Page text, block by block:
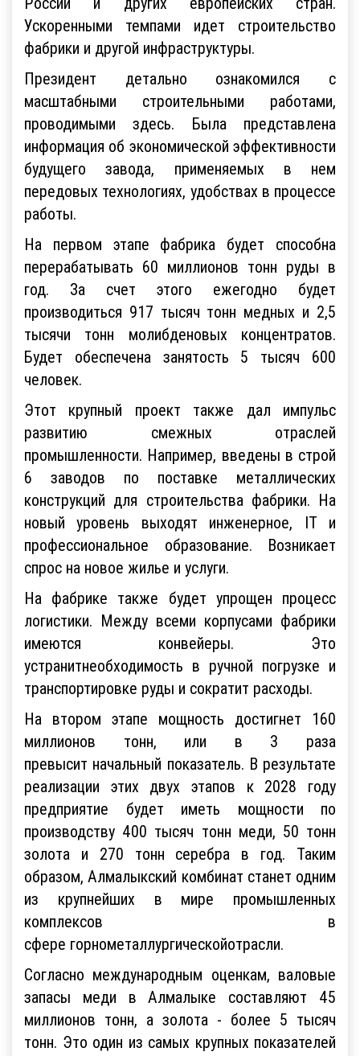
Ускоренными темпами идет строительство
фабрики и другой инфраструктуры.
Президент детально ознакомился с
масштабными строительными работами,
проводимыми здесь. Была представлена
информация об экономической эффективности
будущего завода, применяемых в нем
передовых технологиях, удобствах в процессе
работы.
На первом этапе фабрика будет способна
перерабатывать 60 миллионов тонн руды в
год. За счет этого ежегодно будет
производиться 917 тысяч тонн медных и 2,5
тысячи тонн молибденовых концентратов.
Будет обеспечена занятость 5 тысяч 600
человек.
Этот крупный проект также дал импульс
развитию смежных отраслей
промышленности. Например, введены в строй
6 заводов по поставке металлических
конструкций для строительства фабрики. На
новый уровень выходят инженерное, IT и
профессиональное образование. Возникает
спрос на новое жилье и услуги.
На фабрике также будет упрощен процесс
логистики. Между всеми корпусами фабрики
имеются конвейеры. Это
устранитнеобходимость в ручной погрузке и
транспортировке руды и сократит расходы.
На втором этапе мощность достигнет 160
миллионов тонн, или в 3 раза
превысит начальный показатель. В результате
реализации этих двух этапов к 2028 году
предприятие будет иметь мощности по
производству 400 тысяч тонн меди, 50 тонн
золота и 270 тонн серебра в год. Таким
образом, Алмалыкский комбинат станет одним
из крупнейших в мире промышленных
комплексов в
сфере горнометаллургическойотрасли.
Согласно международным оценкам, валовые
запасы меди в Алмалыке составляют 45
миллионов тонн, а золота - более 5 тысяч
тонн. Это один из самых крупных показателей